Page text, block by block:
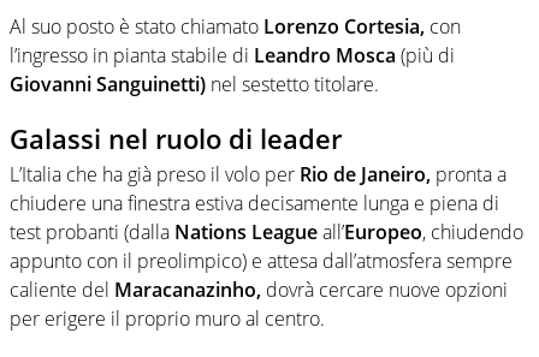
Al suo posto è stato chiamato Lorenzo Cortesia, con
l’ingresso in pianta stabile di Leandro Mosca (più di
Giovanni Sanguinetti) nel sestetto titolare.
Galassi nel ruolo di leader
L’Italia che ha già preso il volo per Rio de Janeiro, pronta a
chiudere una finestra estiva decisamente lunga e piena di
test probanti (dalla Nations Leagueall’Europeo, chiudendo
appunto con il preolimpico) e attesa dall’atmosfera sempre
caliente del Maracanazinho, dovrà cercare nuove opzioni
per erigere il proprio muro al centro.